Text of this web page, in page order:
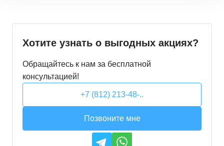
Хотите узнать о выгодных акциях?
Обращайтесь к нам за бесплатной
консультацией!
+7 (812) 213-48-..
Позвоните мне